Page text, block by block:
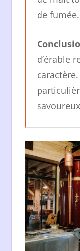
de fumée.
d’érable